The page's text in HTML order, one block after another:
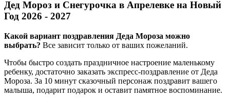
Дед Мороз и Снегурочка в Апрелевке на Новый
Год 2026 - 2027
Какой вариант поздравления Деда Мороза можно
выбрать? Все зависит только от ваших пожеланий.
Чтобы быстро создать праздничное настроение маленькому
ребенку, достаточно заказать экспресс-поздравление от Деда
Мороза. За 10 минут сказочный персонаж поздравит вашего
малыша, подарит подарок и оставит памятное воспоминание.